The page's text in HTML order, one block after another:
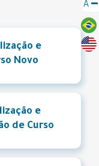
A
e
Novo
e
de Curso